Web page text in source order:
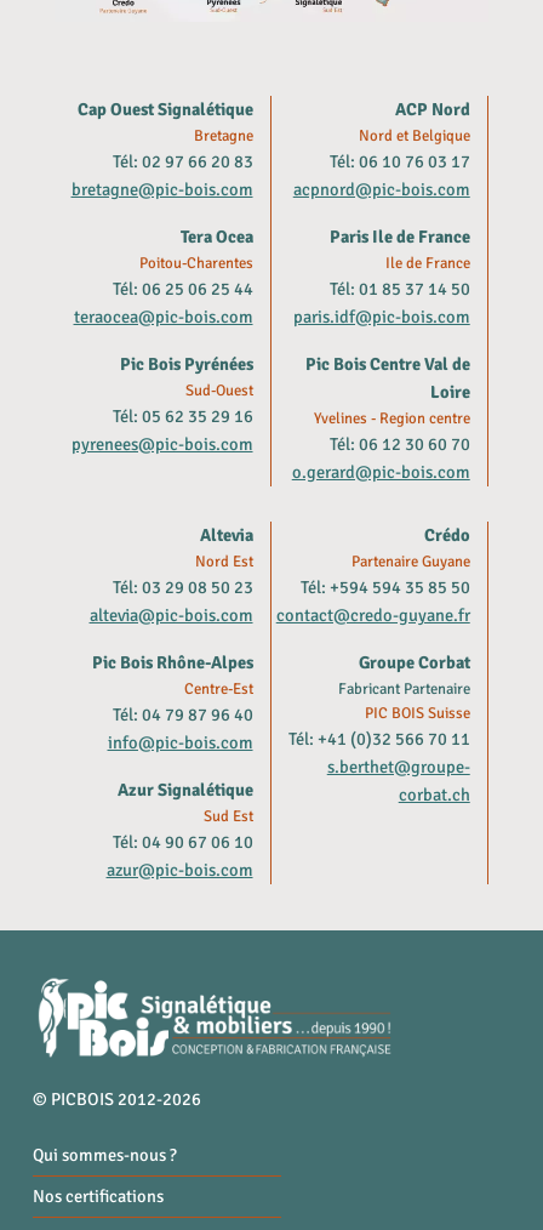
Cap Ouest Signalétique
Bretagne
Tél: 02 97 66 20 83
bretagne@pic-bois.com
Tera Ocea
Poitou-Charentes
Tél: 06 25 06 25 44
teraocea@pic-bois.com
Pic Bois Pyrénées
Sud-Ouest
Tél: 05 62 35 29 16
pyrenees@pic-bois.com
ACP Nord
Nord et Belgique
Tél: 06 10 76 03 17
acpnord@pic-bois.com
Paris Ile de France
Ile de France
Tél: 01 85 37 14 50
paris.idf@pic-bois.com
Pic Bois Centre Val de
Loire
Yvelines - Region centre
Tél: 06 12 30 60 70
o.gerard@pic-bois.com
Altevia
Nord Est
Tél: 03 29 08 50 23
altevia@pic-bois.com
Pic Bois Rhône-Alpes
Centre-Est
Tél: 04 79 87 96 40
info@pic-bois.com
Azur Signalétique
Sud Est
Tél: 04 90 67 06 10
azur@pic-bois.com
Crédo
Partenaire Guyane
Tél: +594 594 35 85 50
contact@credo-guyane.fr
Groupe Corbat
Fabricant Partenaire
PIC BOIS Suisse
Tél: +41 (0)32 566 70 11
s.berthet@groupe-
corbat.ch
© PICBOIS 2012-2026
Qui sommes-nous ?
Nos certifications